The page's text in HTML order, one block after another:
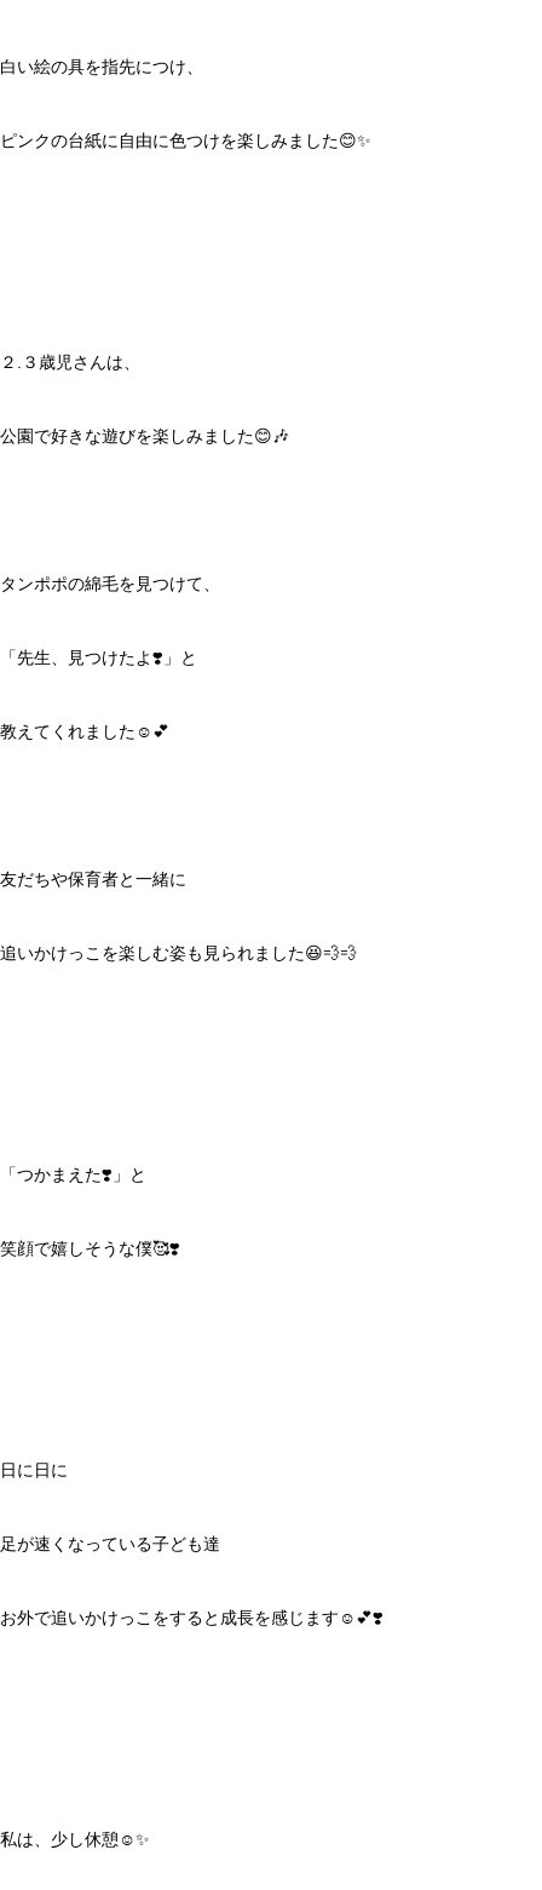
白い絵の具を指先につけ、
ピンクの台紙に自由に色つけを楽しみました😊✨
２.３歳児さんは、
公園で好きな遊びを楽しみました😊🎶
タンポポの綿毛を見つけて、
「先生、見つけたよ❣️」と
教えてくれました☺️💕
友だちや保育者と一緒に
追いかけっこを楽しむ姿も見られました😆💨💨
「つかまえた❣️」と
笑顔で嬉しそうな僕🥰❣️
日に日に
足が速くなっている子ども達
お外で追いかけっこをすると成長を感じます☺️💕❣️
私は、少し休憩☺️✨